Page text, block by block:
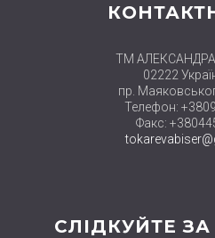
ТМ
02222
пр.
Телефон:
Факс:
СЛІДКУЙТЕ